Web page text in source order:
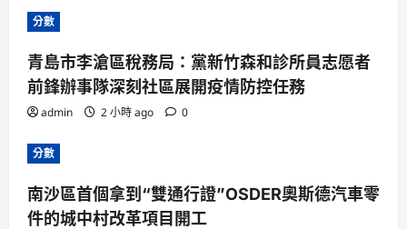
分數
青島市李滄區稅務局：黨新竹森和診所員志愿者
前鋒辦事隊深刻社區展開疫情防控任務
admin 2 小時 ago 0
分數
南沙區首個拿到“雙通行證”OSDER奧斯德汽車零
件的城中村改革項目開工